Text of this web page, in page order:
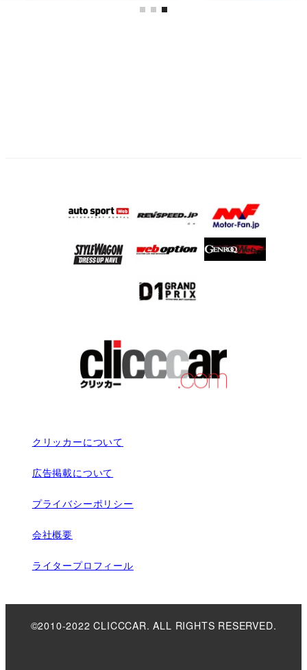
クリッカーについて
広告掲載について
プライバシーポリシー
会社概要
ライタープロフィール
©2010-2022 CLICCCAR. ALL RIGHTS RESERVED.